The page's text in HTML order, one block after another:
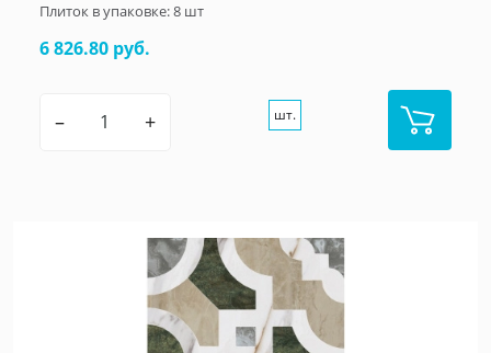
Плиток в упаковке:8 шт
6 826.80 руб.
– + шт.